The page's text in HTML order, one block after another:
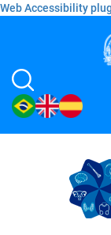
Web Accessibility